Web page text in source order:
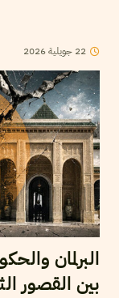
22 جويلية2026
البرلمان
بين القصور